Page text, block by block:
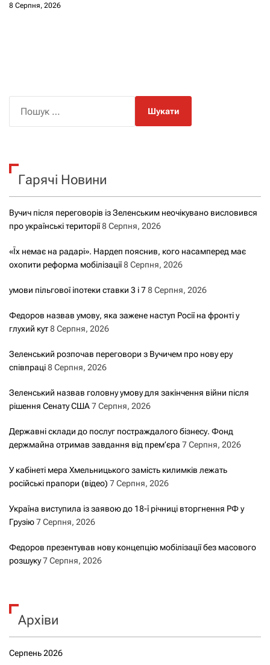
8 Серпня, 2026
к
Гарячі Новини
Вучич після переговорів із Зеленським неочікувано висловився
про українські території8 Серпня, 2026
«Їх немає на радарі». Нардеп пояснив, кого насамперед має
охопити реформа мобілізації8 Серпня, 2026
умови пільгової іпотеки ставки 3 і 78 Серпня, 2026
Федоров назвав умову, яка зажене наступ Росії на фронті у
глухий кут8 Серпня, 2026
Зеленський розпочав переговори з Вучичем про нову еру
співпраці8 Серпня, 2026
Зеленський назвав головну умову для закінчення війни після
рішення Сенату США7 Серпня, 2026
Державні склади до послуг постраждалого бізнесу. Фонд
держмайна отримав завдання від прем’єра 7 Серпня, 2026
У кабінеті мера Хмельницького замість килимків лежать
російські прапори (відео) 7 Серпня, 2026
Україна виступила із заявою до 18-ї річниці вторгнення РФ у
Грузію7 Серпня, 2026
Федоров презентував нову концепцію мобілізації без масового
розшуку7 Серпня, 2026
Архіви
Серпень 2026